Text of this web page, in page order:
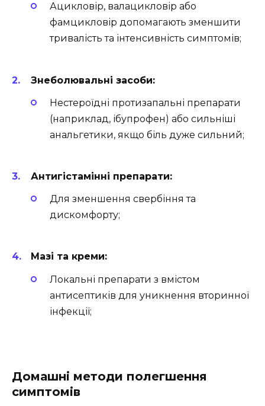
Ацикловір, валацикловір або
фамцикловір допомагають зменшити
тривалість та інтенсивність симптомів;
Знеболювальні засоби:
Нестероїдні протизапальні препарати
(наприклад, ібупрофен) або сильніші
анальгетики, якщо біль дуже сильний;
Антигістамінні препарати:
Для зменшення свербіння та
дискомфорту;
Мазі та креми:
Локальні препарати з вмістом
антисептиків для уникнення вторинної
інфекції;
Домашні методи полегшення
симптомів